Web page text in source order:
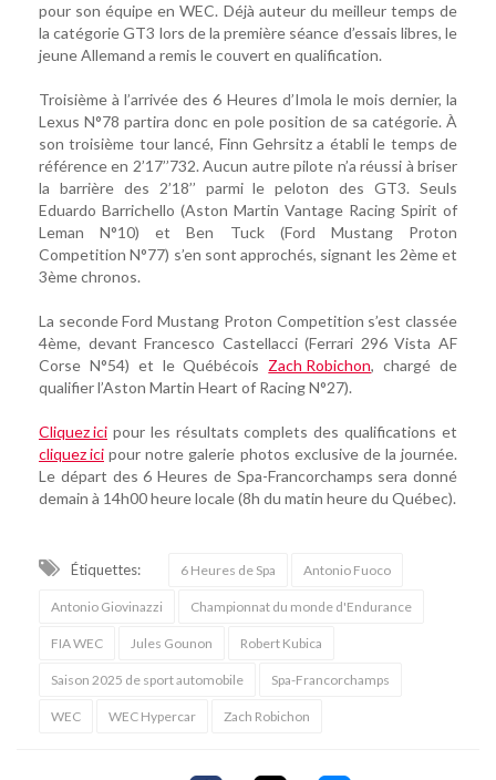
pour son équipe en WEC. Déjà auteur du meilleur temps de
la catégorie GT3 lors de la première séance d’essais libres, le
jeune Allemand a remis le couvert en qualification.
Troisième à l’arrivée des 6 Heures d’Imola le mois dernier, la
Lexus N°78 partira donc en pole position de sa catégorie. À
son troisième tour lancé, Finn Gehrsitz a établi le temps de
référence en 2’17’’732. Aucun autre pilote n’a réussi à briser
la barrière des 2’18’’ parmi le peloton des GT3. Seuls
Eduardo Barrichello (Aston Martin Vantage Racing Spirit of
Leman N°10) et Ben Tuck (Ford Mustang Proton
Competition N°77) s’en sont approchés, signant les 2ème et
3ème chronos.
La seconde Ford Mustang Proton Competition s’est classée
4ème, devant Francesco Castellacci (Ferrari 296 Vista AF
Corse N°54) et le QuébécoisZach Robichon, chargé de
qualifier l’Aston Martin Heart of Racing N°27).
Cliquez ici pour les résultats complets des qualifications et
cliquez ici pour notre galerie photos exclusive de la journée.
Le départ des 6 Heures de Spa-Francorchamps sera donné
demain à 14h00 heure locale (8h du matin heure du Québec).
Étiquettes: 6 Heures de Spa Antonio Fuoco
Antonio Giovinazzi Championnat du monde d'Endurance
FIA WEC Jules Gounon Robert Kubica
Saison 2025 de sport automobile Spa-Francorchamps
WEC WEC Hypercar Zach Robichon